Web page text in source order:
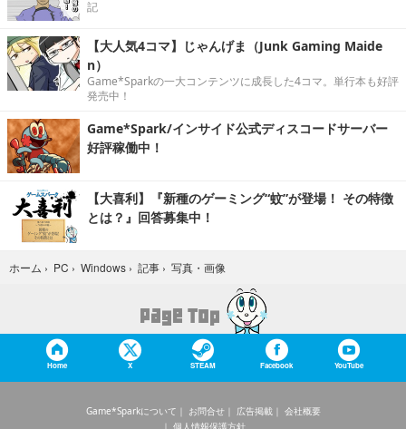
記
【大人気4コマ】じゃんげま（Junk Gaming Maide
n）
Game*Sparkの一大コンテンツに成長した4コマ。単行本も好評
発売中！
Game*Spark/インサイド公式ディスコードサーバー
好評稼働中！
【大喜利】『新種のゲーミング“蚊”が登場！ その特徴
とは？』回答募集中！
ホーム › PC › Windows › 記事 › 写真・画像
Home X STEAM Facebook YouTube
Game*Sparkについて お問合せ 広告掲載
会社概要